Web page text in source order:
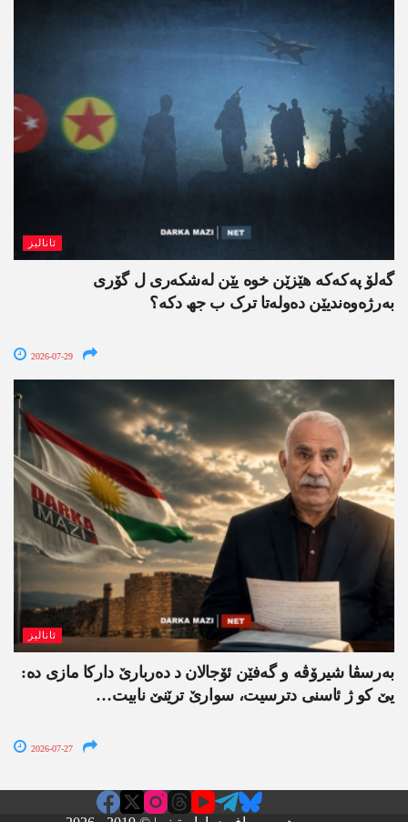
ئانالیز
گەلۆ پەکەکە ھێزێن خوە یێن لەشکەری ل گۆری
بەرژەوەندیێن دەولەتا ترک ب جھ دکە؟
2026-07-29
ئانالیز
بەرسڤا شیرۆڤە و گەفێن ئۆجالان د دەربارێ دارکا مازی دە:
یێ کو ژ ئاسنی دترسیت، سوارێ ترێنێ نابیت…
2026-07-27